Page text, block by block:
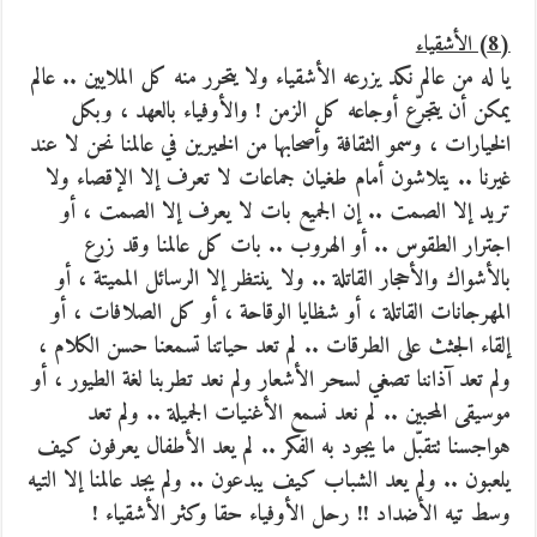
(8) الأشقياء
يا له من عالم نكد يزرعه الأشقياء ولا يتحرر منه كل الملايين .. عالم
يمكن أن يتجرّع أوجاعه كل الزمن ! والأوفياء بالعهد ، وبكل
الخيارات ، وسمو الثقافة وأصحابها من الخيرين في عالمنا نحن لا عند
غيرنا .. يتلاشون أمام طغيان جماعات لا تعرف إلا الإقصاء ولا
تريد إلا الصمت .. إن الجميع بات لا يعرف إلا الصمت ، أو
اجترار الطقوس .. أو الهروب .. بات كل عالمنا وقد زرع
بالأشواك والأحجار القاتلة .. ولا ينتظر إلا الرسائل المميتة ، أو
المهرجانات القاتلة ، أو شظايا الوقاحة ، أو كل الصلافات ، أو
إلقاء الجثث على الطرقات .. لم تعد حياتنا تسمعنا حسن الكلام ،
ولم تعد آذاننا تصغي لسحر الأشعار ولم نعد تطربنا لغة الطيور ، أو
موسيقى المحبين .. لم نعد نسمع الأغنيات الجميلة .. ولم تعد
هواجسنا تتقبّل ما يجود به الفكر .. لم يعد الأطفال يعرفون كيف
يلعبون .. ولم يعد الشباب كيف يبدعون .. ولم يجد عالمنا إلا التيه
وسط تيه الأضداد !! رحل الأوفياء حقا وكثر الأشقياء !